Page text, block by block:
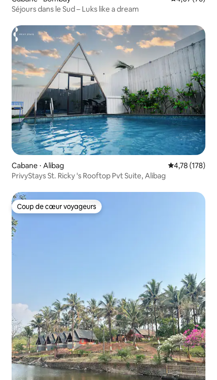
Séjours dans le Sud – Luks like a dream
Cabane ⋅ Alibag Évaluation
4,78 (178)
PrivyStays St. Ricky 's Rooftop Pvt Suite, Alibag
Coup de cœur voyageurs
Coup de cœur voyageurs